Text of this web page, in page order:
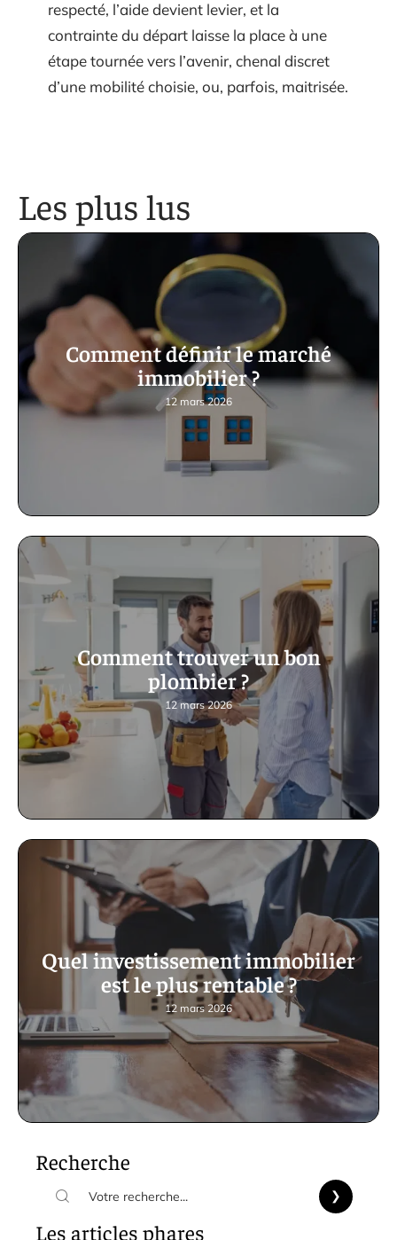
respecté, l’aide devient levier, et la
contrainte du départ laisse la place à une
étape tournée vers l’avenir, chenal discret
d’une mobilité choisie, ou, parfois, maitrisée.
Les plus lus
Comment définir le marché
immobilier ?
12 mars 2026
Comment trouver un bon
plombier ?
12 mars 2026
Quel investissement immobilier
est le plus rentable ?
12 mars 2026
Recherche
Les articles phares